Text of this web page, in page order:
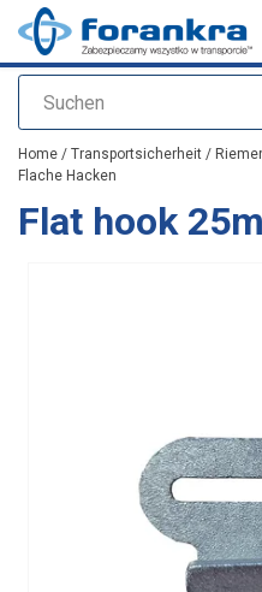
Suchen
Anfragen
Home / Transportsicherheit /
Flache Hacken
Flat hook